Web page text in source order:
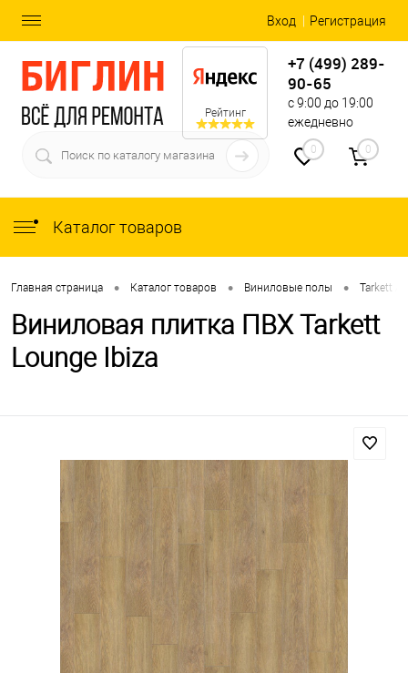
Вход Регистрация
Рейтинг
+7 (499) 289-
90-65
с 9:00 до 19:00
ежедневно
0 0
Каталог товаров
Главная страница • Каталог товаров • Виниловые полы • Tarkett
Виниловая плитка ПВХ Tarkett
Lounge Ibiza